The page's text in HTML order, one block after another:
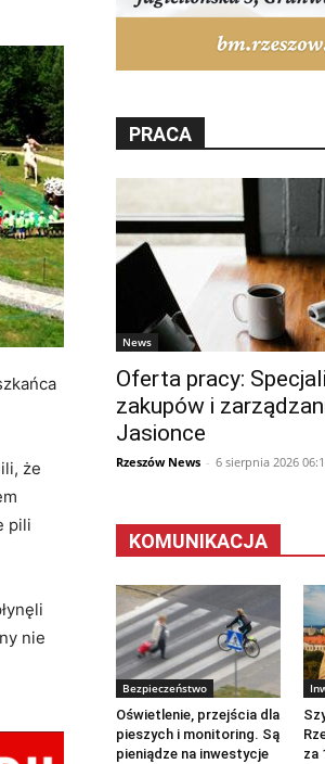
że
pili
nie
PRACA
News
Oferta pracy:
zakupów i
Jasionce
Rzeszów News - 6 sierpnia 2026
KOMUNIKACJA
Bezpieczeństwo
Oświetlenie, przejścia dla
pieszych i monitoring. Są
pieniądze na inwestycje
za